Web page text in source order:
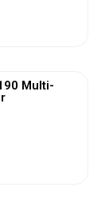
Multi-